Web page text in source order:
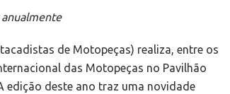
anualmente
de Motopeças) realiza, entre os
das Motopeças no Pavilhão
edição deste ano traz uma novidade